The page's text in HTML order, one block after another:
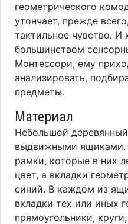
геометрического
утончает, прежде
тактильное чувство. И
большинством
Монтессори, ему
анализировать,
предметы.
Материал
Небольшой
выдвижными
рамки, которые в них
цвет, а вкладки
синий. В каждом из
вкладки тех или иных
прямоугольники,